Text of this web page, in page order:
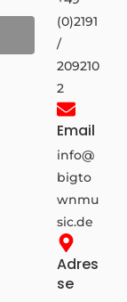
(0)2191
/
209210
2
Email
info@
bigto
wnmu
sic.de
Adres
se